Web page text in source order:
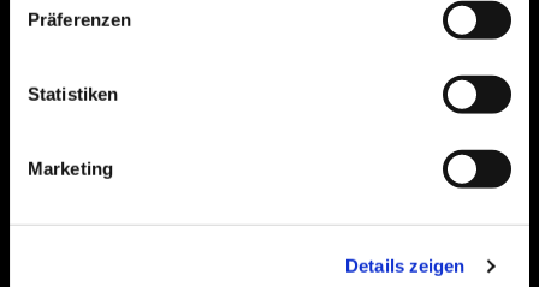
Präferenzen
Statistiken
Marketing
Details zeigen
Bitte akzeptieren Sie Marketing-Cookies,